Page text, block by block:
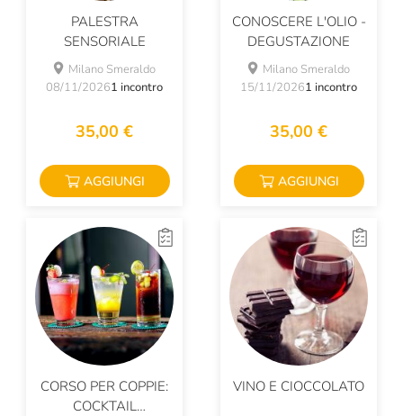
PALESTRA
SENSORIALE
Milano Smeraldo
08/11/20261 incontro
35,00 €
AGGIUNGI
CONOSCERE L'OLIO -
DEGUSTAZIONE
Milano Smeraldo
15/11/20261 incontro
35,00 €
AGGIUNGI
CORSO PER COPPIE:
COCKTAIL
VINO E CIOCCOLATO